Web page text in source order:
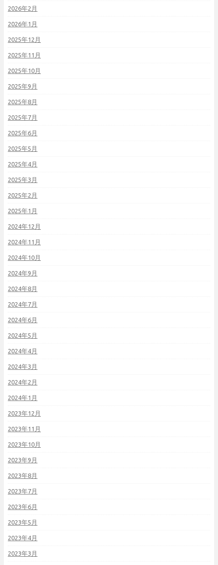
2026年2月
2026年1月
2025年12月
2025年11月
2025年10月
2025年9月
2025年8月
2025年7月
2025年6月
2025年5月
2025年4月
2025年3月
2025年2月
2025年1月
2024年12月
2024年11月
2024年10月
2024年9月
2024年8月
2024年7月
2024年6月
2024年5月
2024年4月
2024年3月
2024年2月
2024年1月
2023年12月
2023年11月
2023年10月
2023年9月
2023年8月
2023年7月
2023年6月
2023年5月
2023年4月
2023年3月